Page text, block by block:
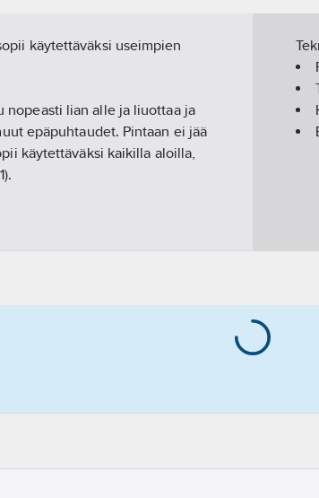
käytettäväksi useimpien
nopeasti lian alle ja liuottaa ja
epäpuhtaudet. Pintaan ei jää
käytettäväksi kaikilla aloilla,